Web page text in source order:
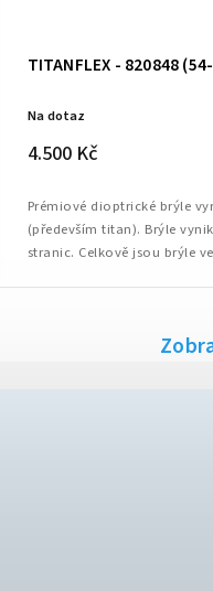
TITANFLEX - 820848
Na dotaz
4.500 Kč
Prémiové dioptrické brýle
(především titan). Brýle
stranic. Celkově jsou brýle